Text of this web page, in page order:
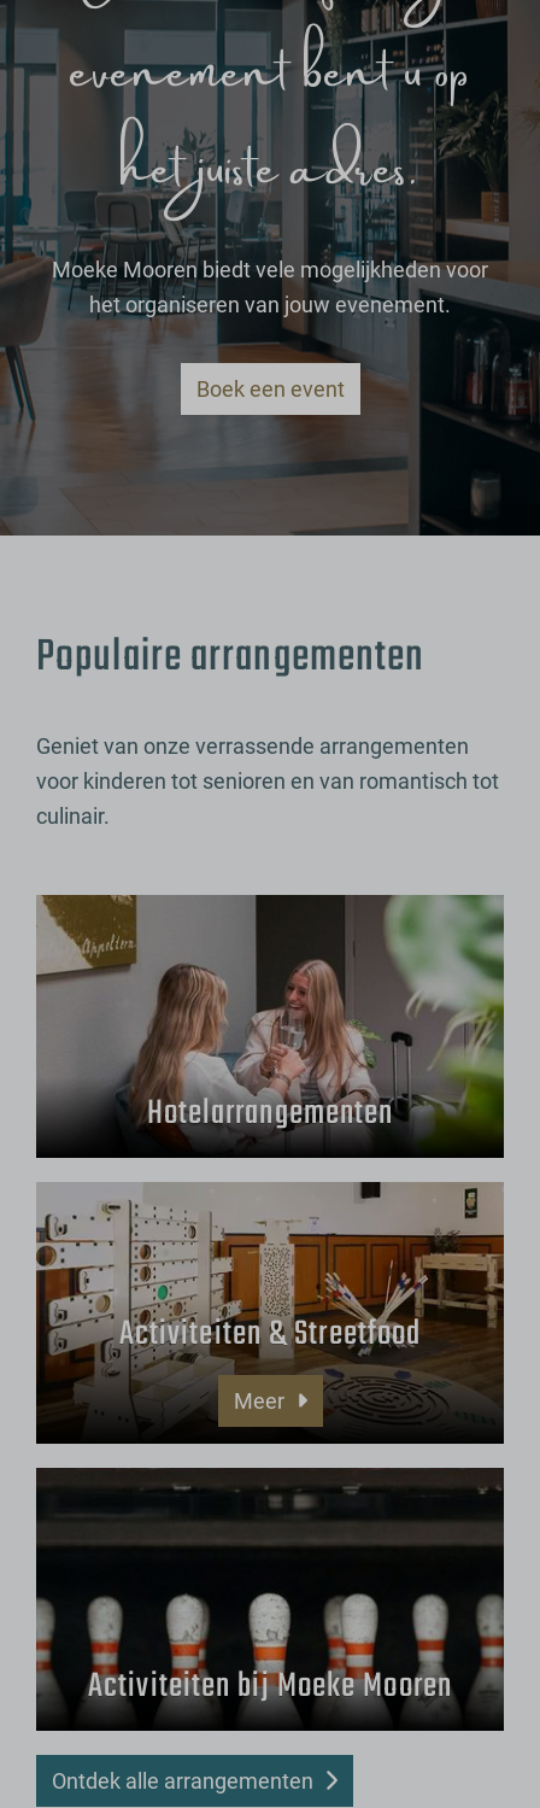
evenement bent u op
het juiste adres.
Moeke Mooren biedt vele mogelijkheden voor
het organiseren van jouw evenement.
Boek een event
Populaire arrangementen
Geniet van onze verrassende arrangementen
voor kinderen tot senioren en van romantisch tot
culinair.
Hotelarrangementen
Activiteiten & Streetfood
Meer
Activiteiten bij Moeke Mooren
Ontdek alle arrangementen